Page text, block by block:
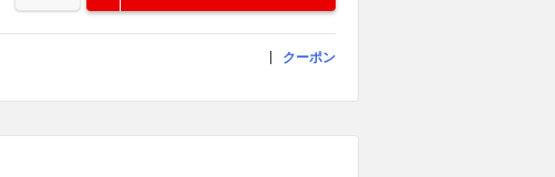
クーポン